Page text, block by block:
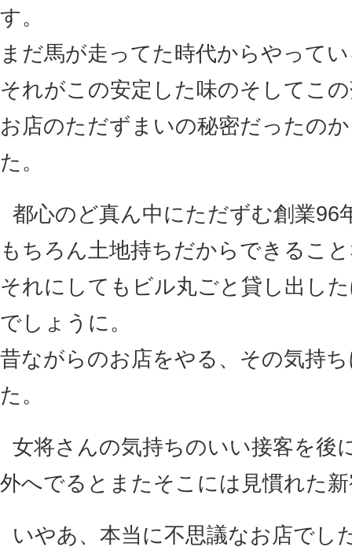
す。
まだ馬が走ってた時代からやって
それがこの安定した味のそしてこ
お店のただずまいの秘密だったの
た。
都心のど真ん中にただずむ創業96
もちろん土地持ちだからできるこ
それにしてもビル丸ごと貸し出し
でしょうに。
昔ながらのお店をやる、その気持
た。
女将さんの気持ちのいい接客を後
外へでるとまたそこには見慣れた
いやあ、本当に不思議なお店でし